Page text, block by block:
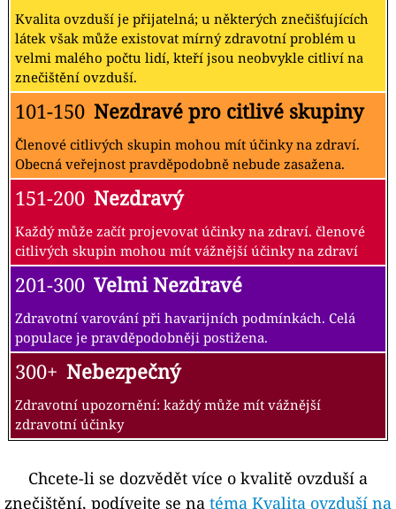
Kvalita ovzduší je přijatelná; u některých znečišťujících
látek však může existovat mírný zdravotní problém u
velmi malého počtu lidí, kteří jsou neobvykle citliví na
znečištění ovzduší.
101-150 Nezdravé pro citlivé skupiny
Členové citlivých skupin mohou mít účinky na zdraví.
Obecná veřejnost pravděpodobně nebude zasažena.
151-200 Nezdravý
Každý může začít projevovat účinky na zdraví. členové
citlivých skupin mohou mít vážnější účinky na zdraví
201-300 Velmi Nezdravé
Zdravotní varování při havarijních podmínkách. Celá
populace je pravděpodobněji postižena.
300+ Nebezpečný
Zdravotní upozornění: každý může mít vážnější
zdravotní účinky
Chcete-li se dozvědět více o kvalitě ovzduší a
znečištění, podívejte se na téma Kvalita ovzduší na